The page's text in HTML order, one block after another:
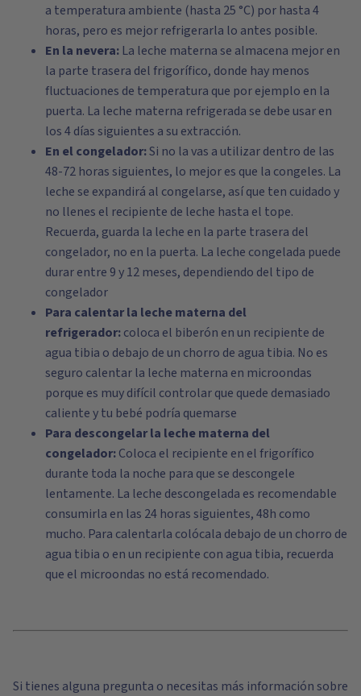
a temperatura ambiente (hasta 25 °C) por hasta 4
horas, pero es mejor refrigerarla lo antes posible.
En la nevera: La leche materna se almacena mejor en
la parte trasera del frigorífico, donde hay menos
fluctuaciones de temperatura que por ejemplo en la
puerta. La leche materna refrigerada se debe usar en
los 4 días siguientes a su extracción.
En el congelador:Si no la vas a utilizar dentro de las
48-72 horas siguientes, lo mejor es que la congeles. La
leche se expandirá al congelarse, así que ten cuidado y
no llenes el recipiente de leche hasta el tope.
Recuerda, guarda la leche en la parte trasera del
congelador, no en la puerta. La leche congelada puede
durar entre 9 y 12 meses, dependiendo del tipo de
congelador
Para calentar la leche materna del
refrigerador:coloca el biberón en un recipiente de
agua tibia o debajo de un chorro de agua tibia. No es
seguro calentar la leche materna en microondas
porque es muy difícil controlar que quede demasiado
caliente y tu bebé podría quemarse
Para descongelar la leche materna del
congelador:Coloca el recipiente en el frigorífico
durante toda la noche para que se descongele
lentamente. La leche descongelada es recomendable
consumirla en las 24 horas siguientes, 48h como
mucho. Para calentarla colócala debajo de un chorro de
agua tibia o en un recipiente con agua tibia, recuerda
que el microondas no está recomendado.
Si tienes alguna pregunta o necesitas más información sobre